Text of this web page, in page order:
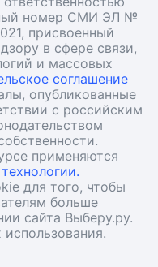
номер СМИ ЭЛ №
присвоенный
в сфере связи,
и массовых
соглашение
опубликованные
с российским
применяются
для того, чтобы
больше
сайта Выберу.ру.
использования.